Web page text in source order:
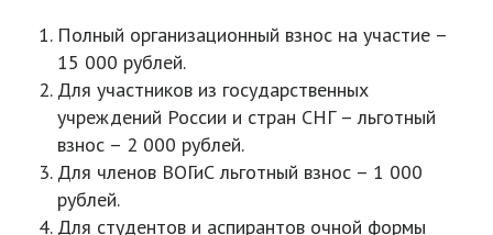
Полный организационный взнос на участие –
15 000 рублей.
Для участников из государственных
учреждений России и стран СНГ – льготный
взнос – 2 000 рублей.
Для членов ВОГиС льготный взнос – 1 000
рублей.
Для студентов и аспирантов очной формы